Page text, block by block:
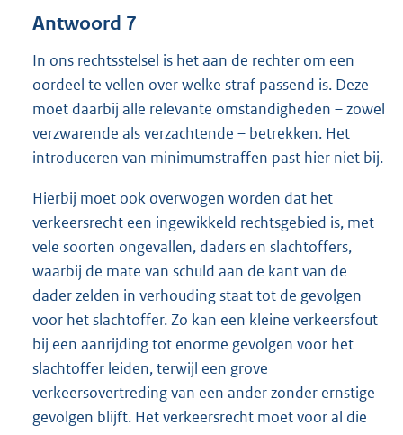
Antwoord 7
In ons rechtsstelsel is het aan de rechter om een
oordeel te vellen over welke straf passend is. Deze
moet daarbij alle relevante omstandigheden – zowel
verzwarende als verzachtende – betrekken. Het
introduceren van minimumstraffen past hier niet bij.
Hierbij moet ook overwogen worden dat het
verkeersrecht een ingewikkeld rechtsgebied is, met
vele soorten ongevallen, daders en slachtoffers,
waarbij de mate van schuld aan de kant van de
dader zelden in verhouding staat tot de gevolgen
voor het slachtoffer. Zo kan een kleine verkeersfout
bij een aanrijding tot enorme gevolgen voor het
slachtoffer leiden, terwijl een grove
verkeersovertreding van een ander zonder ernstige
gevolgen blijft. Het verkeersrecht moet voor al die